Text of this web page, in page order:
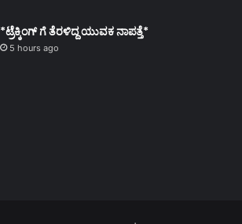
*ಟ್ರೆಕ್ಕಿಂಗ್ ಗೆ ತೆರಳಿದ್ದ ಯುವಕ ನಾಪತ್ತೆ*
5 hours ago